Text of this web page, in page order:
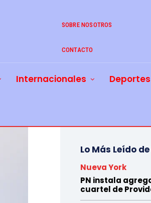
SOBRE NOSOTROS
CONTACTO
Internacionales Deportes
Lo Más Leído
Nueva York
PN instala
cuartel de